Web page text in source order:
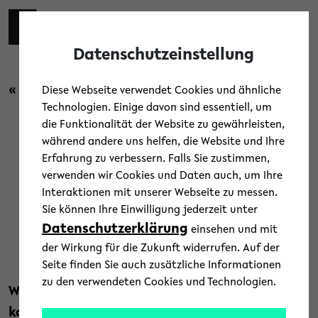
Skip to main content
« Zurück zur Übersicht
Forschung Menschen/ News
Die Kraft des Individuums –
Vorträge jetzt online
31. März 2026
Text: Dr. Kristina Nienhaus
Warum kooperieren manche mehr, andere
konkurrieren stärker? Das
Datenschutzeinstellung
Diese Webseite verwendet Cookies und ähnliche
Technologien. Einige davon sind essentiell, um
die Funktionalität der Website zu gewährleisten,
während andere uns helfen, die Website und Ihre
Erfahrung zu verbessern. Falls Sie zustimmen,
verwenden wir Cookies und Daten auch, um Ihre
Interaktionen mit unserer Webseite zu messen.
Sie können Ihre Einwilligung jederzeit unter
Datenschutzerklärung einsehen und mit
der Wirkung für die Zukunft widerrufen. Auf der
Seite finden Sie auch zusätzliche Informationen
zu den verwendeten Cookies und Technologien.